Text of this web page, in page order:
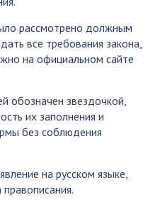
рассмотрено должным
все требования закона,
на официальном сайте
обозначен звездочкой,
их заполнения и
без соблюдения
на русском языке,